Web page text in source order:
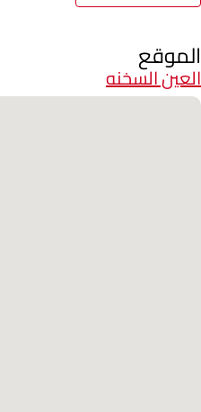
الموقع
العين السخنه